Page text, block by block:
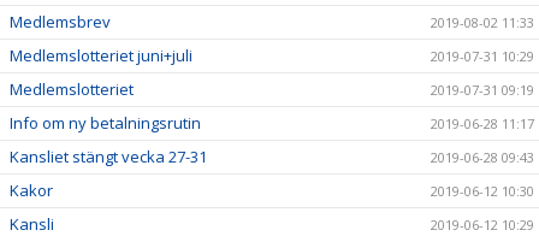
Medlemsbrev 2019-08-02 11:33
Medlemslotteriet juni+juli 2019-07-31 10:29
Medlemslotteriet 2019-07-31 09:19
Info om ny betalningsrutin 2019-06-28 11:17
Kansliet stängt vecka 27-31 2019-06-28 09:43
Kakor 2019-06-12 10:30
Kansli 2019-06-12 10:29